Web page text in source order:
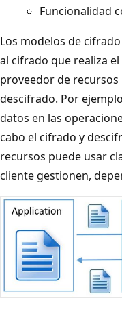
Funcionalidad
Los modelos de
al cifrado que realiza
proveedor de
descifrado. Por
datos en las
cabo el cifrado y
recursos puede usar
cliente gestionen,